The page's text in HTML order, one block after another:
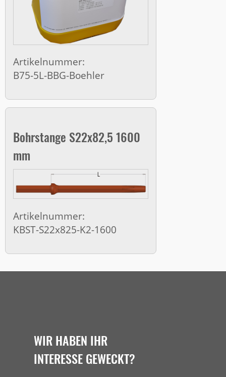
Artikelnummer:
B75-5L-BBG-Boehler
Bohrstange S22x82,5 1600
mm
Artikelnummer:
KBST-S22x825-K2-1600
WIR HABEN IHR
INTERESSE GEWECKT?